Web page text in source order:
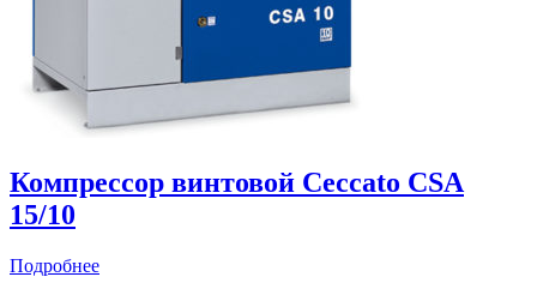
Компрессор винтовой Ceccato CSА
15/10
Подробнее